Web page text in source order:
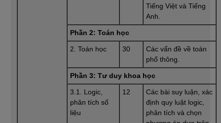
Tiếng Việt và Tiếng
Anh.
Phần 2: Toán học
2. Toán học 30
Các vấn đề về toán
phổ thông.
Phần 3: Tư duy khoa học
3.1. Logic,
phân tích số
liệu
12
Các bài suy luận, xác
định quy luật logic,
phân tích và chọn